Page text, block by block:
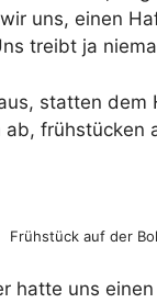
uns, einen
treibt ja
statten dem
ab, frühstücken
Frühstück auf der
hatte uns